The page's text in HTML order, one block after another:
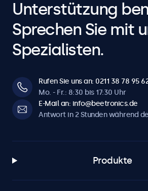
Unterstützung
Sprechen Sie mit
Spezialisten.
Rufen Sie uns an: 0211 38 78 95
Mo. - Fr.: 8:30 bis 17:30 Uhr
E-Mail an: info@beetronics.de
Antwort in 2 Stunden während
Produkte